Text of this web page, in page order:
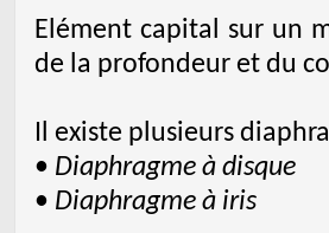
Elément capital sur un
de la profondeur et du
Il existe plusieurs
• Diaphragme à disque
• Diaphragme à iris